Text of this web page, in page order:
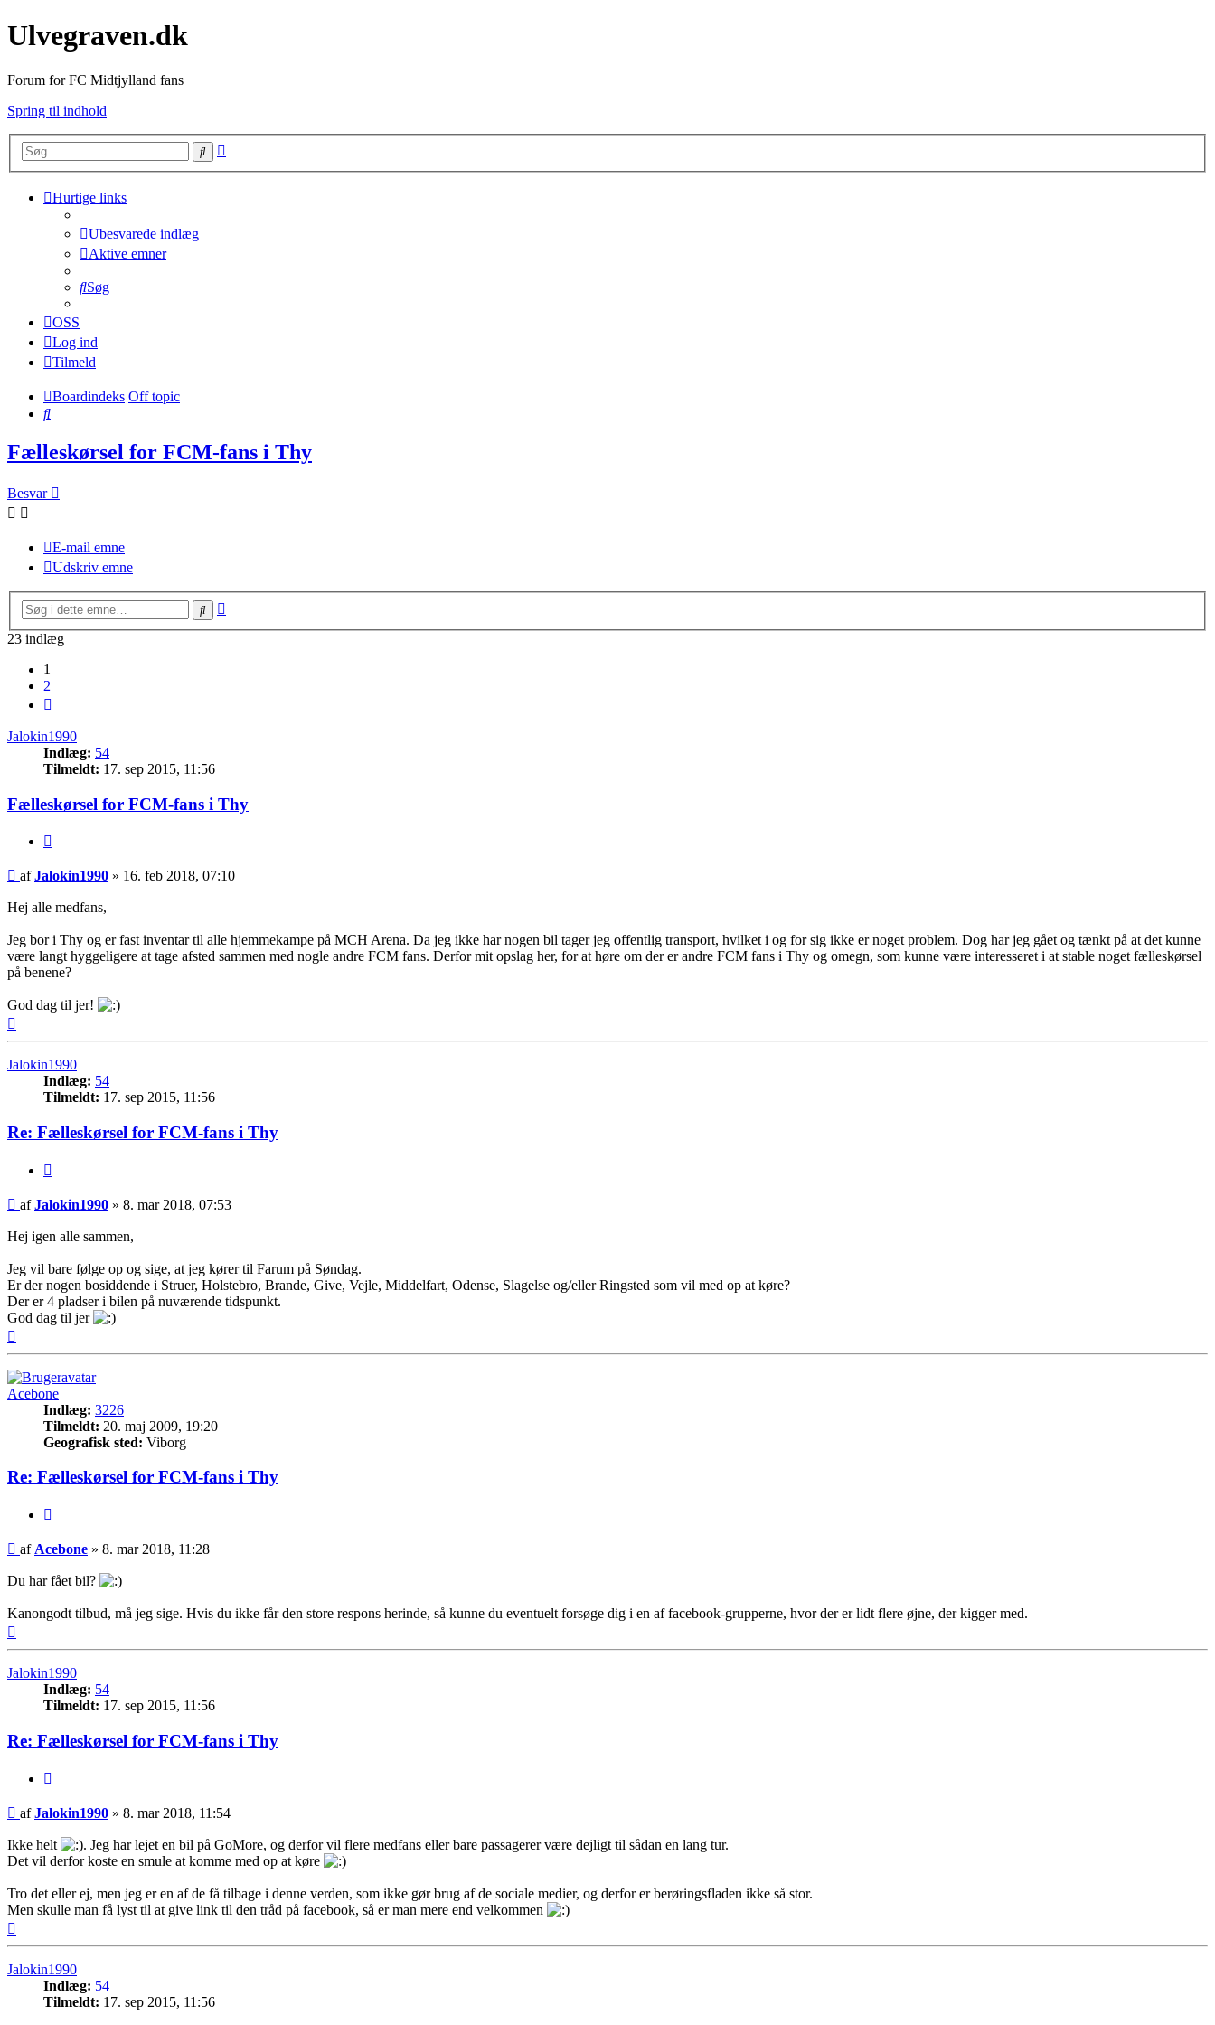
Ulvegraven.dk
Forum for FC Midtjylland fans
Spring til indhold
Søg
Hurtige links
Ubesvarede indlæg
Aktive emner
Søg
OSS
Log ind
Tilmeld
Boardindeks Off topic
Søg
Fælleskørsel for FCM-fans i Thy
Besvar
E-mail emne
Udskriv emne
Søg
23 indlæg
1
2
Jalokin1990
Indlæg: 54
Tilmeldt: 17. sep 2015, 11:56
Fælleskørsel for FCM-fans i Thy
Indlæg
afJalokin1990 » 16. feb 2018, 07:10
Hej alle medfans,
Jeg bor i Thy og er fast inventar til alle hjemmekampe på MCH Arena. Da jeg ikke har nogen bil tager jeg offentlig transport, hvilket i og for sig ikke er noget problem. Dog har jeg gået og tænkt på at det kunne
være langt hyggeligere at tage afsted sammen med nogle andre FCM fans. Derfor mit opslag her, for at høre om der er andre FCM fans i Thy og omegn, som kunne være interesseret i at stable noget fælleskørsel
på benene?
God dag til jer!
Jalokin1990
Indlæg: 54
Tilmeldt: 17. sep 2015, 11:56
Re: Fælleskørsel for FCM-fans i Thy
Indlæg
afJalokin1990 » 8. mar 2018, 07:53
Hej igen alle sammen,
Jeg vil bare følge op og sige, at jeg kører til Farum på Søndag.
Er der nogen bosiddende i Struer, Holstebro, Brande, Give, Vejle, Middelfart, Odense, Slagelse og/eller Ringsted som vil med op at køre?
Der er 4 pladser i bilen på nuværende tidspunkt.
God dag til jer
Acebone
Indlæg: 3226
Tilmeldt: 20. maj 2009, 19:20
Geografisk sted: Viborg
Re: Fælleskørsel for FCM-fans i Thy
Indlæg
af Acebone » 8. mar 2018, 11:28
Du har fået bil?
Kanongodt tilbud, må jeg sige. Hvis du ikke får den store respons herinde, så kunne du eventuelt forsøge dig i en af facebook-grupperne, hvor der er lidt flere øjne, der kigger med.
Jalokin1990
Indlæg: 54
Tilmeldt: 17. sep 2015, 11:56
Re: Fælleskørsel for FCM-fans i Thy
Indlæg
afJalokin1990 » 8. mar 2018, 11:54
Ikke helt
. Jeg har lejet en bil på GoMore, og derfor vil flere medfans eller bare passagerer være dejligt til sådan en lang tur.
Det vil derfor koste en smule at komme med op at køre
Tro det eller ej, men jeg er en af de få tilbage i denne verden, som ikke gør brug af de sociale medier, og derfor er berøringsfladen ikke så stor.
Men skulle man få lyst til at give link til den tråd på facebook, så er man mere end velkommen
Jalokin1990
Indlæg: 54
Tilmeldt: 17. sep 2015, 11:56